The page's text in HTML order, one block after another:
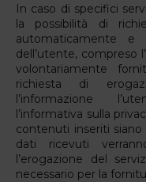
In caso di specifici
la possibilità di
automaticamente e
dell’utente, compreso
volontariamente
richiesta di
l’informazione
l’informativa sulla
contenuti inseriti
dati ricevuti
l’erogazione del
necessario per la